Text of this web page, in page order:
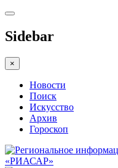
Sidebar
×
Новости
Поиск
Искусство
Архив
Гороскоп